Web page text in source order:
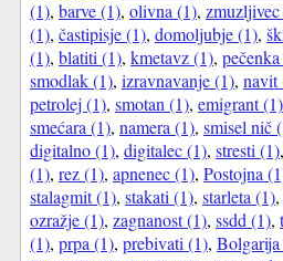
(1), barve (1), olivna (1),
(1), častipisje (1), domoljubje (1),
(1), blatiti (1), kmetavz (1),
smodlak (1), izravnavanje (1), navit
petrolej (1), smotan (1), emigrant (1)
smećara (1), namera (1), smisel nič
digitalno (1), digitalec (1), stresti (1)
(1), rez (1), apnenec (1), Postojna
stalagmit (1), stakati (1), starleta (1),
ozražje (1), zagnanost (1), ssdd (1),
(1), prpa (1), prebivati (1),